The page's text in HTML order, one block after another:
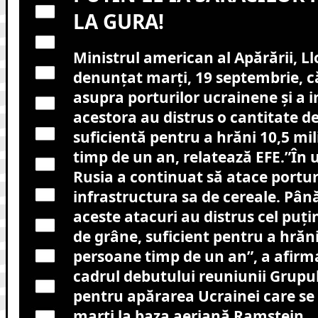
LA GURA!
Ministrul american al Apărării,
denunţat marţi, 19 septembrie,
asupra porturilor ucrainene şi a
acestora au distrus o cantitate
suficientă pentru a hrăni 10,5
timp de un an, relatează EFE.”În
Rusia a continuat să atace
infrastructura sa de cereale.
aceste atacuri au distrus cel
de grâne, suficient pentru a
persoane timp de un an”, a
cadrul debutului reuniunii
pentru apărarea Ucrainei care